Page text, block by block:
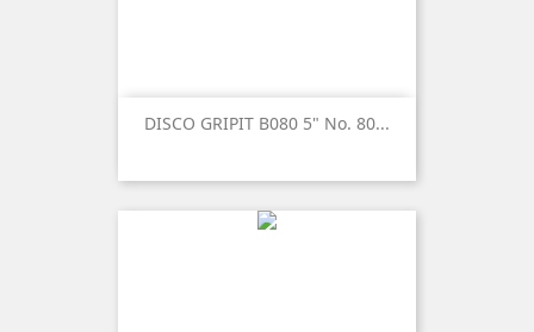
DISCO GRIPIT B080 5" No. 80...